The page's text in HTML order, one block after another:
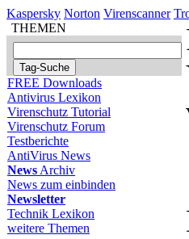
Kaspersky Norton Virenscanner
THEMEN
FREE Downloads
Antivirus Lexikon
Virenschutz Tutorial
Virenschutz Forum
Testberichte
AntiVirus News
News Archiv
News zum einbinden
Newsletter
Technik Lexikon
weitere Themen